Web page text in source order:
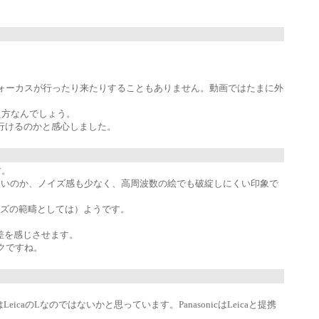
カスが行ったり来たりすることもありません。動画ではたまに外
なんでしょう。
るのかと感心しました。
のか、ノイズ感も少なく、高周波数の絵でも破綻しにくい印象で
の範疇としては）ようです。
感じさせます。
すね。
のLなのではないかと思っています。PanasonicはLeicaと提携